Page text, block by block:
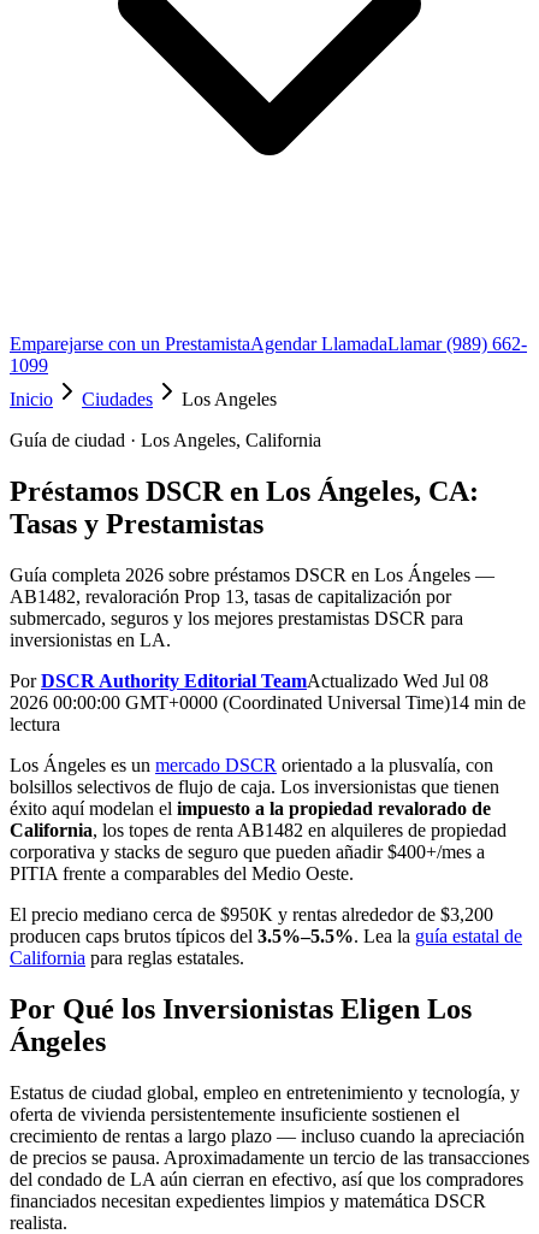
Emparejarse con un PrestamistaAgendar LlamadaLlamar (989) 662-
1099
Inicio
Ciudades
Los Angeles
Guía de ciudad · Los Angeles, California
Préstamos DSCR en Los Ángeles, CA:
Tasas y Prestamistas
Guía completa 2026 sobre préstamos DSCR en Los Ángeles —
AB1482, revaloración Prop 13, tasas de capitalización por
submercado, seguros y los mejores prestamistas DSCR para
inversionistas en LA.
PorDSCR Authority Editorial TeamActualizado Wed Jul 08
2026 00:00:00 GMT+0000 (Coordinated Universal Time)14 min de
lectura
Los Ángeles es un mercado DSCR orientado a la plusvalía, con
bolsillos selectivos de flujo de caja. Los inversionistas que tienen
éxito aquí modelan el impuesto a la propiedad revalorado de
California, los topes de renta AB1482 en alquileres de propiedad
corporativa y stacks de seguro que pueden añadir $400+/mes a
PITIA frente a comparables del Medio Oeste.
El precio mediano cerca de $950K y rentas alrededor de $3,200
producen caps brutos típicos del 3.5%–5.5%. Lea la guía estatal de
California para reglas estatales.
Por Qué los Inversionistas Eligen Los
Ángeles
Estatus de ciudad global, empleo en entretenimiento y tecnología, y
oferta de vivienda persistentemente insuficiente sostienen el
crecimiento de rentas a largo plazo — incluso cuando la apreciación
de precios se pausa. Aproximadamente un tercio de las transacciones
del condado de LA aún cierran en efectivo, así que los compradores
financiados necesitan expedientes limpios y matemática DSCR
realista.